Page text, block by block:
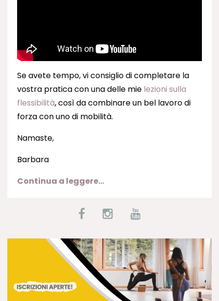
Se avete tempo, vi consiglio di completare la
vostra pratica con una delle mie lezioni sulla
flessibilità, così da combinare un bel lavoro di
forza con uno di mobilità.
Namaste,
Barbara
Continua a leggere...